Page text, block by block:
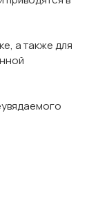
а также для